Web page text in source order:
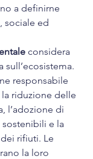
a definirne
sociale ed
considera
sull’ecosistema.
responsabile
riduzione delle
l’adozione di
e la
rifiuti. Le
la loro